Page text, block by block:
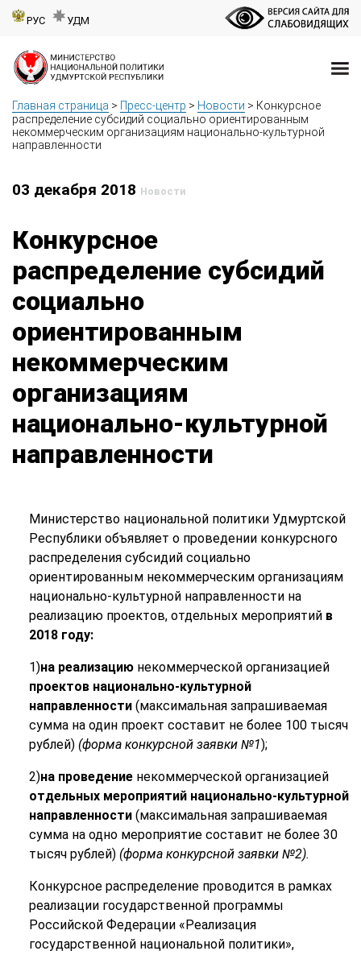
РУС УДМ
Главная страница > Пресс-центр > Новости > Конкурсное
распределение субсидий социально ориентированным
некоммерческим организациям национально-культурной
направленности
03 декабря 2018 Новости
Конкурсное
распределение субсидий
социально
ориентированным
некоммерческим
организациям
национально-культурной
направленности
Министерство национальной политики Удмуртской
Республики объявляет о проведении конкурсного
распределения субсидий социально
ориентированным некоммерческим организациям
национально-культурной направленности на
реализацию проектов, отдельных мероприятийв
2018 году:
1)на реализацию некоммерческой организацией
проектов национально-культурной
направленности (максимальная запрашиваемая
сумма на один проект составит не более 100 тысяч
рублей) (форма конкурсной заявки №1);
2)на проведениенекоммерческой организацией
отдельных мероприятий национально-культурной
направленности (максимальная запрашиваемая
сумма на одно мероприятие составит не более 30
тысяч рублей) (форма конкурсной заявки №2).
Конкурсное распределение проводится в рамках
реализации государственной программы
Российской Федерации «Реализация
государственной национальной политики»,